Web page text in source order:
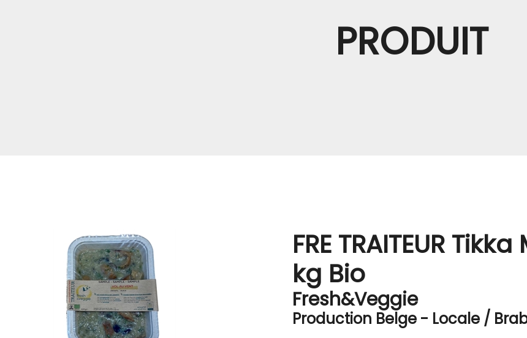
PRODUIT
FRE TRAITEUR
kg Bio
Fresh&Veggie
Production Belge - Locale /